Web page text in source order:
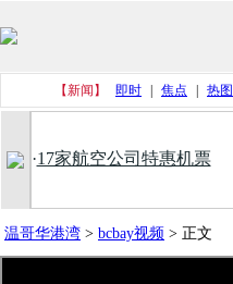
【新闻】 即时 焦点 热图
·17家航空公司特惠机票
温哥华港湾 > bcbay视频 > 正文